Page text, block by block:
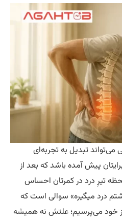
تبدیل به تجربه‌ای
پیش آمده باشد که بعد از
درد در کمرتان احساس
میگیره» سوالی است که
می‌پرسیم؛ علتش نه همیشه